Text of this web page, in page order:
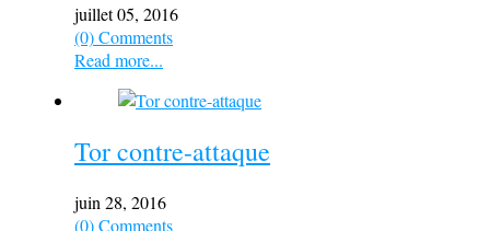
juillet 05, 2016
(0) Comments
Read more...
Tor contre-attaque
juin 28, 2016
(0) Comments